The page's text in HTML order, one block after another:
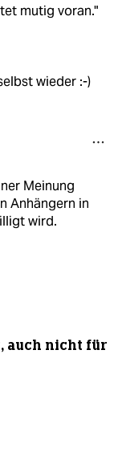
mutig voran."
wieder :-)
Meinung
Anhängern in
wird.
auch nicht für